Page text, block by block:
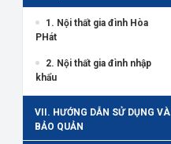
1. Nội thất gia đình Hòa
PHát
2. Nội thất gia đình nhập
khẩu
VII. HƯỚNG DẪN SỬ DỤNG VÀ
BẢO QUẢN